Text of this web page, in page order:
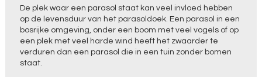
De plek waar een parasol staat kan veel invloed hebben
op de levensduur van het parasoldoek. Een parasol in een
bosrijke omgeving, onder een boom met veel vogels of op
een plek met veel harde wind heeft het zwaarder te
verduren dan een parasol die in een tuin zonder bomen
staat.